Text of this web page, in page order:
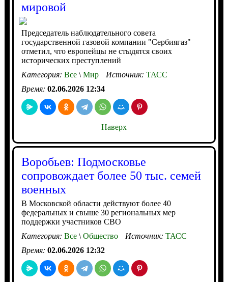
мировой
Председатель наблюдательного совета
государственной газовой компании "Сербиягаз"
отметил, что европейцы не стыдятся своих
исторических преступлений
Категория: Все\Мир Источник: ТАСС
Время: 02.06.2026 12:34
Наверх
Воробьев: Подмосковье
сопровождает более 50 тыс. семей
военных
В Московской области действуют более 40
федеральных и свыше 30 региональных мер
поддержки участников СВО
Категория: Все\Общество Источник: ТАСС
Время: 02.06.2026 12:32